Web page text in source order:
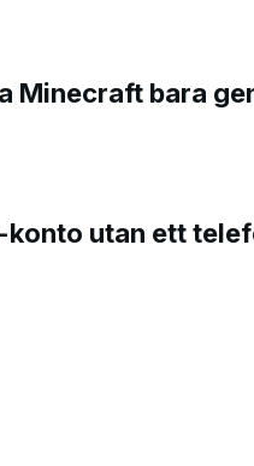
Minecraft bara
utan ett